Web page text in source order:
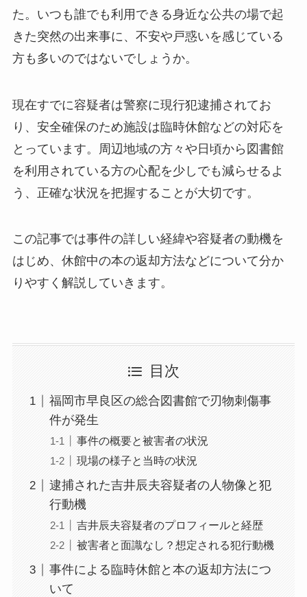
た。いつも誰でも利用できる身近な公共の場で起
きた突然の出来事に、不安や戸惑いを感じている
方も多いのではないでしょうか。
現在すでに容疑者は警察に現行犯逮捕されてお
り、安全確保のため施設は臨時休館などの対応を
とっています。周辺地域の方々や日頃から図書館
を利用されている方の心配を少しでも減らせるよ
う、正確な状況を把握することが大切です。
この記事では事件の詳しい経緯や容疑者の動機を
はじめ、休館中の本の返却方法などについて分か
りやすく解説していきます。
目次
福岡市早良区の総合図書館で刃物刺傷事
件が発生
事件の概要と被害者の状況
現場の様子と当時の状況
逮捕された吉井辰夫容疑者の人物像と犯
行動機
吉井辰夫容疑者のプロフィールと経歴
被害者と面識なし？想定される犯行動機
事件による臨時休館と本の返却方法につ
いて